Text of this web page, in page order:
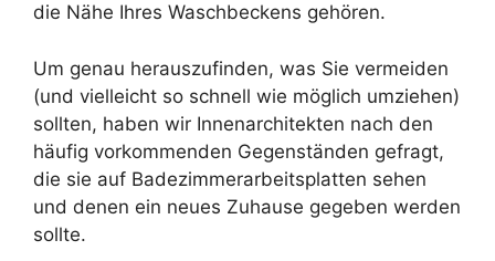
die Nähe Ihres Waschbeckens gehören.
Um genau herauszufinden, was Sie vermeiden
(und vielleicht so schnell wie möglich umziehen)
sollten, haben wir Innenarchitekten nach den
häufig vorkommenden Gegenständen gefragt,
die sie auf Badezimmerarbeitsplatten sehen
und denen ein neues Zuhause gegeben werden
sollte.